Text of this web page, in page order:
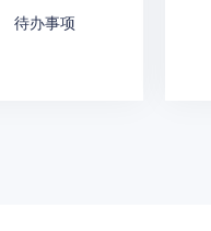
待办事项